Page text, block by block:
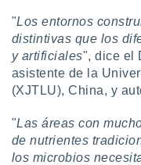
IP
de
posible
traten tus
en
a lo que
Para
su
"Los entornos
distintivas que los
y artificiales", dice el
asistente de la
(XJTLU), China, y
"Las áreas con
de nutrientes
los microbios